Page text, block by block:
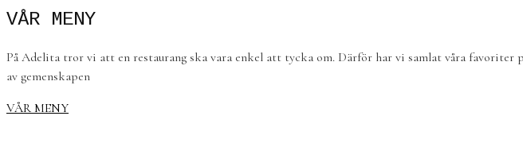
VÅR MENY
På Adelita tror vi att en restaurang ska vara enkel att tycka om. Därför har vi samlat våra favoriter
av gemenskapen
VÅR MENY